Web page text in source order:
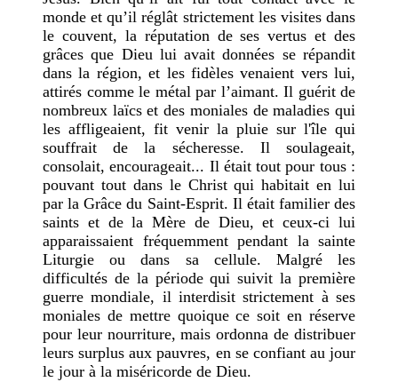
monde et qu’il réglât strictement les visites dans
le couvent, la réputation de ses vertus et des
grâces que Dieu lui avait données se répandit
dans la région, et les fidèles venaient vers lui,
attirés comme le métal par l’aimant. Il guérit de
nombreux laïcs et des moniales de maladies qui
les affligeaient, fit venir la pluie sur l'île qui
souffrait de la sécheresse. Il soulageait,
consolait, encourageait... Il était tout pour tous :
pouvant tout dans le Christ qui habitait en lui
par la Grâce du Saint-Esprit. Il était familier des
saints et de la Mère de Dieu, et ceux-ci lui
apparaissaient fréquemment pendant la sainte
Liturgie ou dans sa cellule. Malgré les
difficultés de la période qui suivit la première
guerre mondiale, il interdisit strictement à ses
moniales de mettre quoique ce soit en réserve
pour leur nourriture, mais ordonna de distribuer
leurs surplus aux pauvres, en se confiant au jour
le jour à la miséricorde de Dieu.